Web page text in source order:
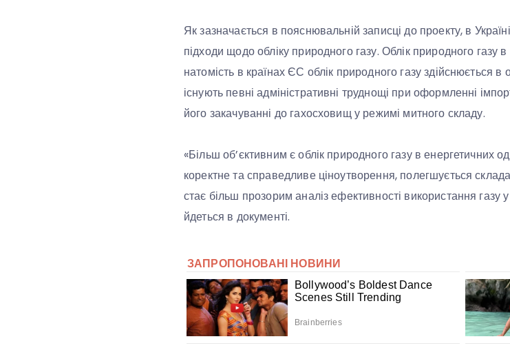
Як зазначається в пояснювальній записці до проекту, в
підходи щодо обліку природного газу. Облік природного газу в
натомість в країнах ЄС облік природного газу здійснюється
існують певні адміністративні труднощі при оформленні
його закачуванні до гахосховищ у режимі митного складу.
«Більш об’єктивним є облік природного газу в енергетичних
коректне та справедливе ціноутворення, полегшується
стає більш прозорим аналіз ефективності використання газу
йдеться в документі.